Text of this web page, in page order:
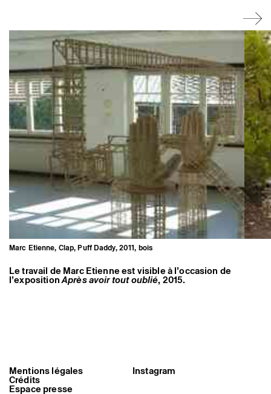
Marc Etienne, Clap, Puff Daddy, 2011, bois
Le travail de Marc Etienne est visible à l’occasion de
l’expositionAprès avoir tout oublié, 2015.
Marc Etienne, Clap, Puff Daddy,
Instagram
Mentions légales
Crédits
Espace presse